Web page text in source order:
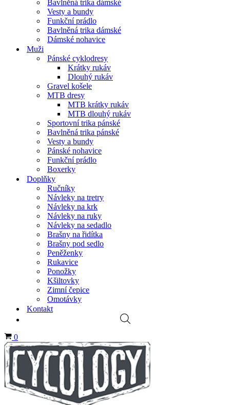
Bavlněná trika dámské
Vesty a bundy
Funkční prádlo
Bavlněná trika dámské
Dámské nohavice
Muži
Pánské cyklodresy
Krátky rukáv
Dlouhý rukáv
Gravel košele
MTB dresy
MTB krátky rukáv
MTB dlouhý rukáv
Sportovní trika pánské
Bavlněná trika pánské
Vesty a bundy
Pánské nohavice
Funkční prádlo
Boxerky
Doplňky
Ručníky
Návleky na tretry
Návleky na krk
Návleky na ruky
Návleky na sedadlo
Brašny na řidítka
Brašny pod sedlo
Peněženky
Rukavice
Ponožky
Kšiltovky
Zimní čepice
Omotávky
Kontakt
Košík
0